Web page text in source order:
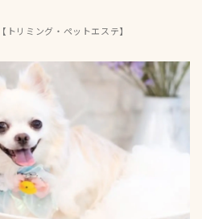
リミング・ペットエステ】